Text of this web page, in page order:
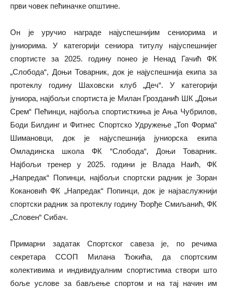
први човек пећиначке општине.
Он је уручио награде најуспешнијим сениорима и
јуниорима. У категорији сениора титулу најуспешнијег
спортисте за 2025. годину понео је Ненад Гачић ФК
„Слобода“, Доњи Товарник, док је најуспешнија екипа за
протеклу годину Шаховски клуб „Деч“. У категорији
јуниора, најбољи спортиста је Милан Грозданић ШК „Доњи
Срем“ Пећинци, најбоља спортисткиња је Ања Чубрилов,
Боди Билдинг и Фитнес Спортско Удружење „Топ Форма“
Шимановци, док је најуспешнија јуниорска екипа
Омладинска школа ФК “Слобода“, Доњи Товарник.
Најбољи тренер у 2025. години је Влада Наић, ФК
„Напредак“ Попинци, најбољи спортски радник је Зоран
Кокановић ФК „Напредак“ Попинци, док је најзаслужнији
спортски радник за протеклу годину Ђорђе Смиљанић, ФК
„Словен“ Сибач.
Примарни задатак Спортског савеза је, по речима
секретара ССОП Милана Ђокића, да спортским
колективима и индивидуалним спортистима створи што
боље услове за бављење спортом и на тај начин им